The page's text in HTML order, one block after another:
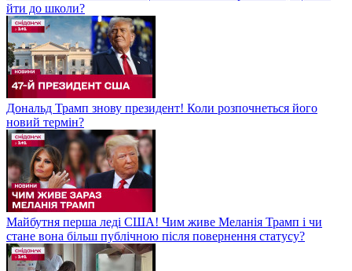
йти до школи?
Дональд Трамп знову президент! Коли розпочнеться його
новий термін?
Майбутня перша леді США! Чим живе Меланія Трамп і чи
стане вона більш публічною після повернення статусу?